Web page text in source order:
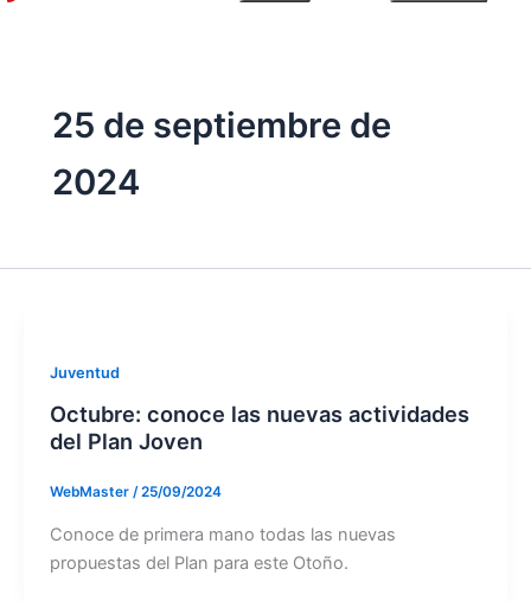
25 de septiembre de
2024
Juventud
Octubre: conoce las nuevas actividades
del Plan Joven
WebMaster /25/09/2024
Conoce de primera mano todas las nuevas
propuestas del Plan para este Otoño.